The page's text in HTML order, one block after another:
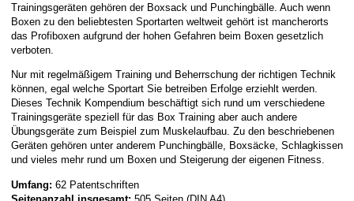
Trainingsgeräten gehören der Boxsack und Punchingbälle. Auch wenn
Boxen zu den beliebtesten Sportarten weltweit gehört ist mancherorts
das Profiboxen aufgrund der hohen Gefahren beim Boxen gesetzlich
verboten.
Nur mit regelmäßigem Training und Beherrschung der richtigen Technik
können, egal welche Sportart Sie betreiben Erfolge erziehlt werden.
Dieses Technik Kompendium beschäftigt sich rund um verschiedene
Trainingsgeräte speziell für das Box Training aber auch andere
Übungsgeräte zum Beispiel zum Muskelaufbau. Zu den beschriebenen
Geräten gehören unter anderem Punchingbälle, Boxsäcke, Schlagkissen
und vieles mehr rund um Boxen und Steigerung der eigenen Fitness.
Umfang: 62 Patentschriften